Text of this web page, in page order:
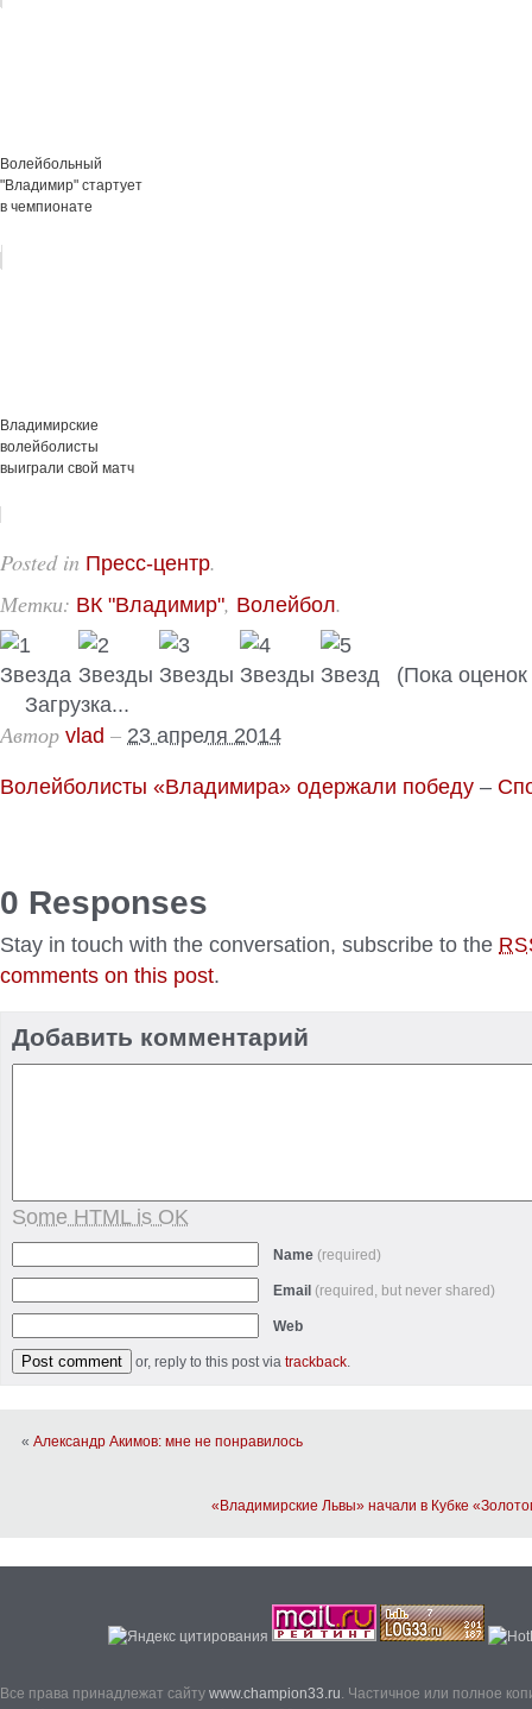
Волейбольный
"Владимир" стартует
в чемпионате
Владимирские
волейболисты
выиграли свой матч
Posted in Пресс-центр.
Метки: ВК "Владимир", Волейбол.
(Пока оценок
Загрузка...
Автор vlad – 23 апреля 2014
Волейболисты «Владимира» одержали победу –
0 Responses
Stay in touch with the conversation, subscribe to the
comments on this post.
Добавить комментарий
Some HTML is OK
Name (required)
Email (required, but never shared)
Web
or, reply to this post via trackback.
« Александр Акимов: мне не понравилось
«Владимирские Львы» начали в Кубке
Все права принадлежат сайту www.champion33.ru. Частичное или полное